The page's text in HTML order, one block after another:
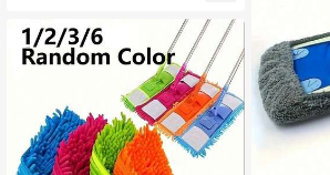
す、ほとんどのフラットモップに対
応、モップヘッドは含まれていませ
ん | 高吸収性素材